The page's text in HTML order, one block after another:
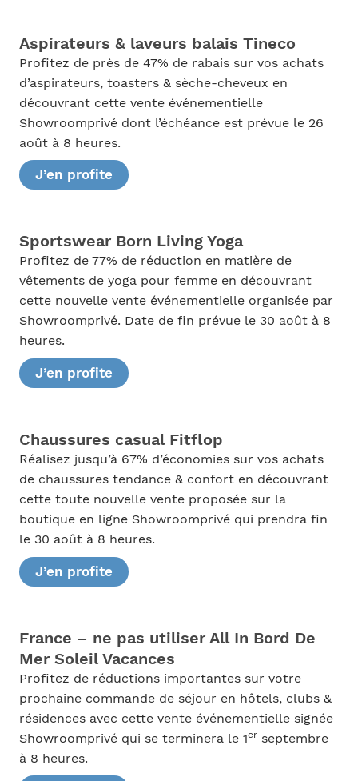
Aspirateurs & laveurs balais Tineco
Profitez de près de 47% de rabais sur vos achats
d’aspirateurs, toasters & sèche-cheveux en
découvrant cette vente événementielle
Showroomprivé dont l’échéance est prévue le 26
août à 8 heures.
J’en profite
Sportswear Born Living Yoga
Profitez de 77% de réduction en matière de
vêtements de yoga pour femme en découvrant
cette nouvelle vente événementielle organisée par
Showroomprivé. Date de fin prévue le 30 août à 8
heures.
J’en profite
Chaussures casual Fitflop
Réalisez jusqu’à 67% d’économies sur vos achats
de chaussures tendance & confort en découvrant
cette toute nouvelle vente proposée sur la
boutique en ligne Showroomprivé qui prendra fin
le 30 août à 8 heures.
J’en profite
France – ne pas utiliser All In Bord De
Mer Soleil Vacances
Profitez de réductions importantes sur votre
prochaine commande de séjour en hôtels, clubs &
résidences avec cette vente événementielle signée
Showroomprivé qui se terminera le 1erseptembre
à 8 heures.